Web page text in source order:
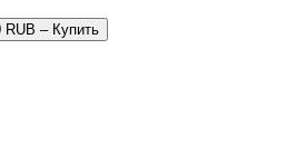
RUB – Купить